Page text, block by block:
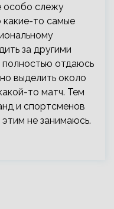
особо слежу
то самые
за другими
отдаюсь
выделить около
то матч. Тем
и спортсменов
не занимаюсь.